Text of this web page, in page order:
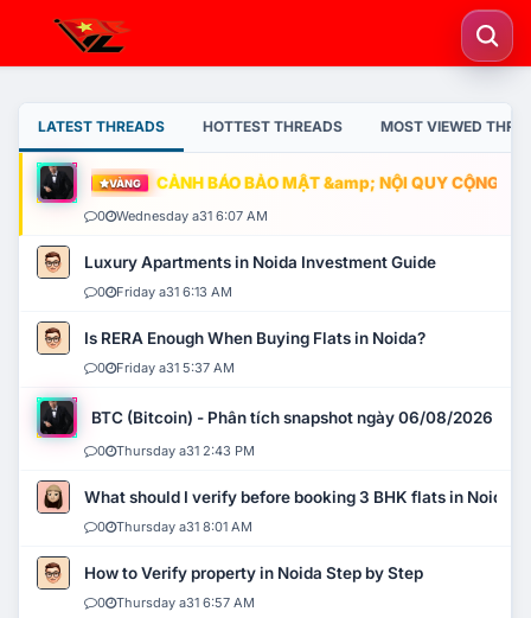
LATEST THREADS HOTTEST THREADS MOST VIEWED
VÀNG CẢNH BÁO BẢO MẬT &amp; NỘI QUY CỘNG
0 Wednesday a31 6:07 AM
Luxury Apartments in Noida Investment Guide
0 Friday a31 6:13 AM
Is RERA Enough When Buying Flats in Noida?
0 Friday a31 5:37 AM
BTC (Bitcoin) - Phân tích snapshot ngày 06/08/2026
0 Thursday a31 2:43 PM
What should I verify before booking 3 BHK flats in Noida?
0 Thursday a31 8:01 AM
How to Verify property in Noida Step by Step
0 Thursday a31 6:57 AM